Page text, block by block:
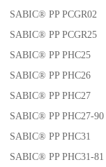
SABIC® PP PCGR02
SABIC® PP PCGR25
SABIC® PP PHC25
SABIC® PP PHC26
SABIC® PP PHC27
SABIC® PP PHC27-90
SABIC® PP PHC31
SABIC® PP PHC31-81